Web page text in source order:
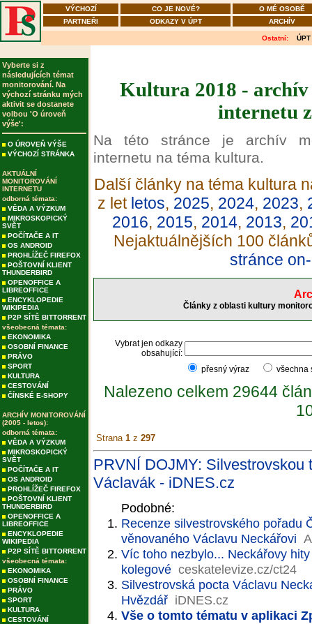
VÝCHOZÍ CO JE NOVÉ?
O MÉ OSOBĚ
PARTNEŘI
ODKAZY V ÚPT ARCHÍV
Ostatní: ÚPT
Vyberte si z
následujících témat
monitorování. Na
výchozí stránku mých
aktivit se dostanete
volbou 'O úroveň
výše':
O ÚROVEŇ VÝŠE
VÝCHOZÍ STRÁNKA
AKTUÁLNÍ
MONITOROVÁNÍ
INTERNETU
odborná témata:
VĚDA A VÝZKUM
MIKROSKOPICKÝ
SVĚT
POČÍTAČE A IT
OS ANDROID
PROHLÍŽEČ FIREFOX
POŠTOVNÍ KLIENT
THUNDERBIRD
OPENOFFICE A
LIBREOFFICE
ENCYKLOPEDIE
WIKIPEDIA
P2P SÍTĚ BITTORRENT
všeobecná témata:
EKONOMIKA
OSOBNÍ FINANCE
PRÁVO
SPORT
KULTURA
CESTOVÁNÍ
ČÍNSKÉ E-SHOPY
ARCHÍV MONITOROVÁNÍ
(2005 - letos):
odborná témata:
VĚDA A VÝZKUM
MIKROSKOPICKÝ
SVĚT
POČÍTAČE A IT
OS ANDROID
PROHLÍŽEČ FIREFOX
POŠTOVNÍ KLIENT
THUNDERBIRD
OPENOFFICE A
LIBREOFFICE
ENCYKLOPEDIE
WIKIPEDIA
P2P SÍTĚ BITTORRENT
všeobecná témata:
EKONOMIKA
OSOBNÍ FINANCE
PRÁVO
SPORT
KULTURA
CESTOVÁNÍ
Kultura 2018 - archív
internetu
Na této stránce je archív
internetu na téma kultura.
Další články na téma kultura
z let letos, 2025, 2024, 2023,
2016, 2015, 2014, 2013,
Nejaktuálnějších 100
stránce
Články z oblasti kultury
Vybrat jen odkazy
obsahující:
přesný výraz
Nalezeno celkem 29644
Strana 1 z 297
PRVNÍ DOJMY:
Václavák - iDNES.cz
Podobné:
Recenze silvestrovského pořadu
věnovaného Václavu Neckářovi
Víc toho nezbylo... Neckářovy
kolegové ceskatelevize.cz/ct24
Silvestrovská pocta Václavu
Hvězdář iDNES.cz
Vše o tomto tématu v aplikaci